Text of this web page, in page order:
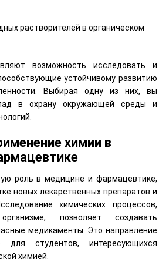
растворителей в органическом
возможность исследовать и
устойчивому развитию
Выбирая одну из них, вы
в охрану окружающей среды и
химии в
роль в медицине и фармацевтике,
новых лекарственных препаратов и
химических процессов,
позволяет создавать
медикаменты. Это направление
для студентов, интересующихся
химией.